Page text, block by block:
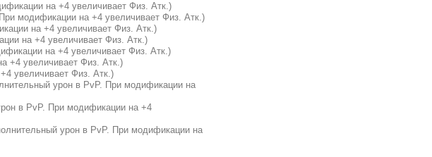
на +4 увеличивает Физ. Атк.)
модификации на +4 увеличивает Физ. Атк.)
на +4 увеличивает Физ. Атк.)
на +4 увеличивает Физ. Атк.)
на +4 увеличивает Физ. Атк.)
+4 увеличивает Физ. Атк.)
увеличивает Физ. Атк.)
урон в PvP. При модификации на
в PvP. При модификации на +4
урон в PvP. При модификации на